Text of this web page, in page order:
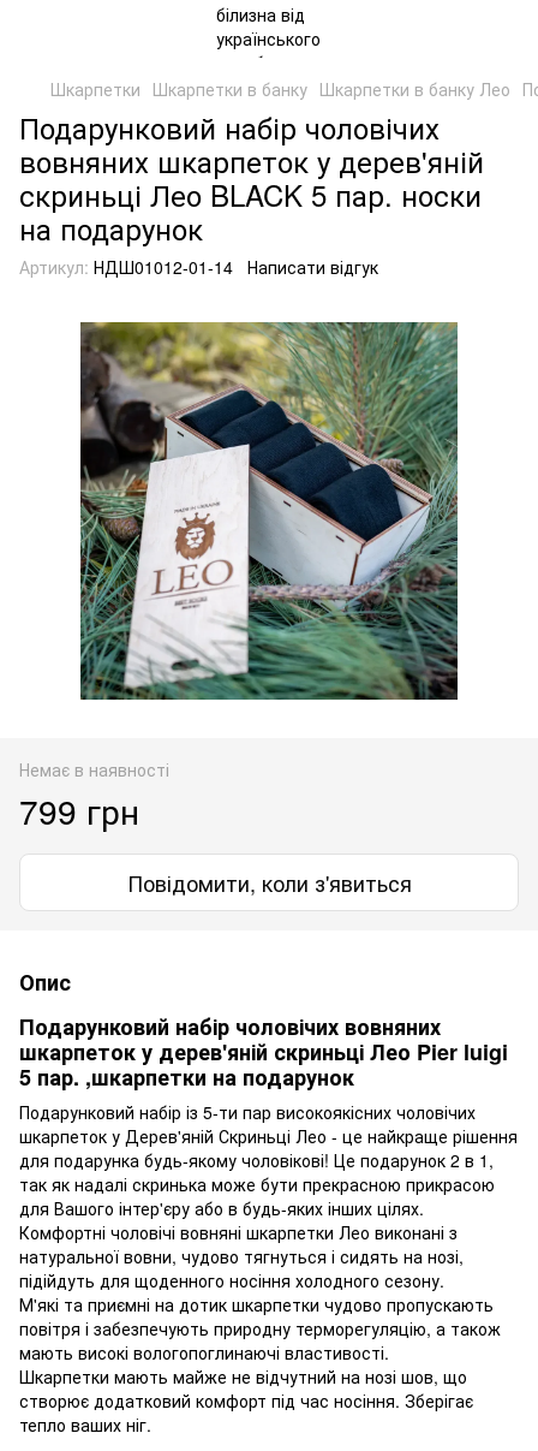
Шкарпетки Шкарпетки в банку Шкарпетки в банку Лео
Подарунковий набір чоловічих
вовняних шкарпеток у дерев'яній
скриньці Лео BLACK 5 пар. носки
на подарунок
Артикул: НДШ01012-01-14 Написати відгук
Немає в наявності
799 грн
Повідомити, коли з'явиться
Опис
Подарунковий набір чоловічих вовняних
шкарпеток у дерев'яній скриньці Лео Pier luigi
5 пар. ,шкарпетки на подарунок
Подарунковий набір із 5-ти пар високоякісних чоловічих
шкарпеток у Дерев'яній Скриньці Лео - це найкраще рішення
для подарунка будь-якому чоловікові! Це подарунок 2 в 1,
так як надалі скринька може бути прекрасною прикрасою
для Вашого інтер'єру або в будь-яких інших цілях.
Комфортні чоловічі вовняні шкарпетки Лео виконані з
натуральної вовни, чудово тягнуться і сидять на нозі,
підійдуть для щоденного носіння холодного сезону.
М'які та приємні на дотик шкарпетки чудово пропускають
повітря і забезпечують природну терморегуляцію, а також
мають високі вологопоглинаючі властивості.
Шкарпетки мають майже не відчутний на нозі шов, що
створює додатковий комфорт під час носіння. Зберігає
тепло ваших ніг.